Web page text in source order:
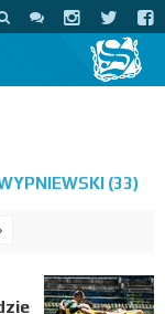
(33)